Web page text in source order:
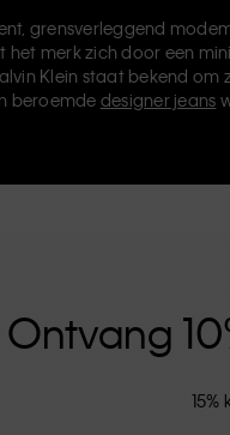
grensverleggend
het merk zich door een
Klein staat bekend om
beroemde designer jeans
Calvin Klein Jeans,
Ontvang